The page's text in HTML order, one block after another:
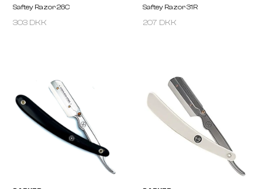
PARKER
Saftey Razor 65R
PARKER
Saftey Razor 29L
303 DKK 207 DKK